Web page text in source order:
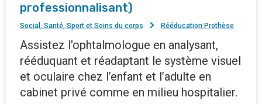
professionnalisant)
Social, Santé, Sport et Soins du corps Rééducation Prothèse
Assistez l'ophtalmologue en analysant,
rééduquant et réadaptant le système visuel
et oculaire chez l’enfant et l’adulte en
cabinet privé comme en milieu hospitalier.